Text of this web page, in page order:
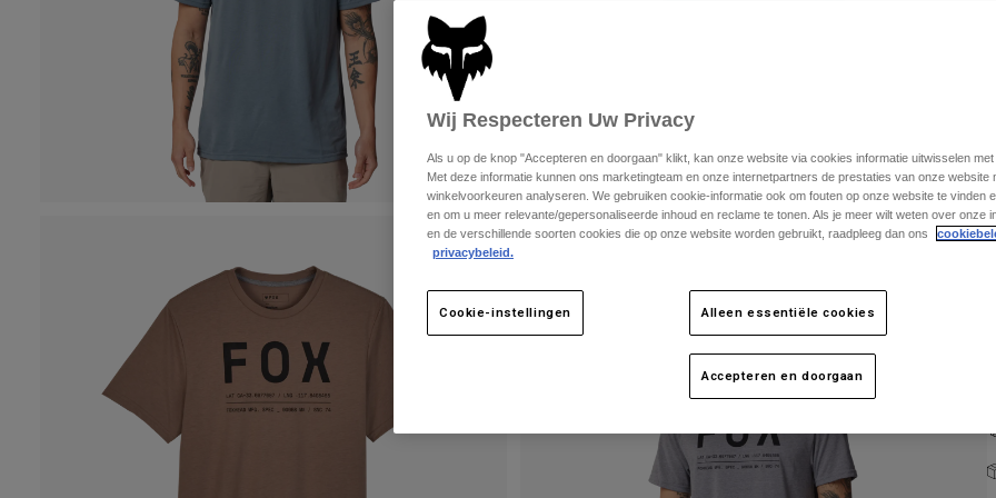
Wij Respecteren Uw Privacy
Als u op de knop "Accepteren en doorgaan" klikt, kan onze website via cookies informatie uitwisselen
Met deze informatie kunnen ons marketingteam en onze internetpartners de prestaties van onze website
winkelvoorkeuren analyseren. We gebruiken cookie-informatie ook om fouten op onze website te vinden
en om u meer relevante/gepersonaliseerde inhoud en reclame te tonen. Als je meer wilt weten over onze
en de verschillende soorten cookies die op onze website worden gebruikt, raadpleeg dan ons
privacybeleid.
Cookie-instellingen Alleen essentiële cookies
Accepteren en doorgaan